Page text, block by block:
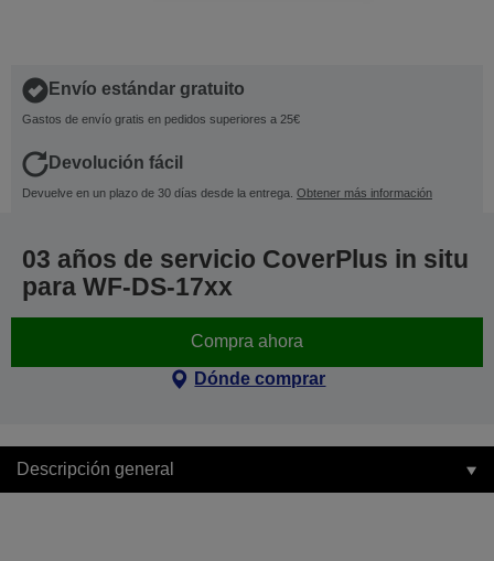
Envío estándar gratuito
Gastos de envío gratis en pedidos superiores a 25€
Devolución fácil
Devuelve en un plazo de 30 días desde la entrega. Obtener más información
03 años de servicio CoverPlus in situ
para WF-DS-17xx
Compra ahora
Dónde comprar
Descripción general